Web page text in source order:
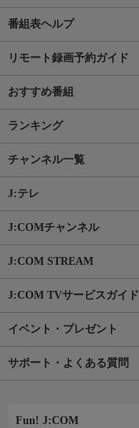
番組表ヘルプ
リモート録画予約ガイド
おすすめ番組
ランキング
チャンネル一覧
J:テレ
J:COMチャンネル
J:COM STREAM
J:COM TVサービスガイド
イベント・プレゼント
サポート・よくある質問
Fun! J:COM